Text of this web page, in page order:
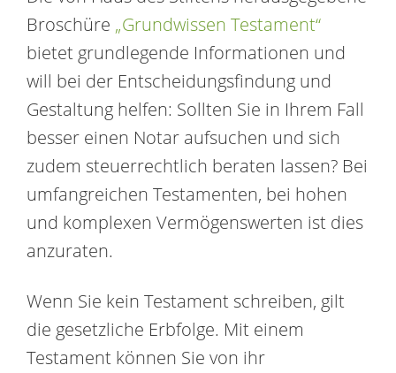
Broschüre „Grundwissen Testament“
bietet grundlegende Informationen und
will bei der Entscheidungsfindung und
Gestaltung helfen: Sollten Sie in Ihrem Fall
besser einen Notar aufsuchen und sich
zudem steuerrechtlich beraten lassen? Bei
umfangreichen Testamenten, bei hohen
und komplexen Vermögenswerten ist dies
anzuraten.
Wenn Sie kein Testament schreiben, gilt
die gesetzliche Erbfolge. Mit einem
Testament können Sie von ihr